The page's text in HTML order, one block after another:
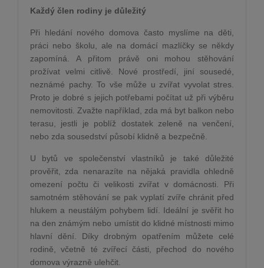
Každý člen rodiny je důležitý
Při hledání nového domova často myslíme na děti,
práci nebo školu, ale na domácí mazlíčky se někdy
zapomíná. A přitom právě oni mohou stěhování
prožívat velmi citlivě. Nové prostředí, jiní sousedé,
neznámé pachy. To vše může u zvířat vyvolat stres.
Proto je dobré s jejich potřebami počítat už při výběru
nemovitosti. Zvažte například, zda má byt balkon nebo
terasu, jestli je poblíž dostatek zeleně na venčení,
nebo zda sousedství působí klidně a bezpečně.
U bytů ve společenství vlastníků je také důležité
prověřit, zda nenarazíte na nějaká pravidla ohledně
omezení počtu či velikosti zvířat v domácnosti. Při
samotném stěhování se pak vyplatí zvíře chránit před
hlukem a neustálým pohybem lidí. Ideální je svěřit ho
na den známým nebo umístit do klidné místnosti mimo
hlavní dění. Díky drobným opatřením můžete celé
rodině, včetně té zvířecí části, přechod do nového
domova výrazně ulehčit.